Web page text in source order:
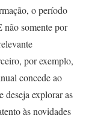
o período
não somente por
por exemplo,
concede ao
deseja explorar as
às novidades